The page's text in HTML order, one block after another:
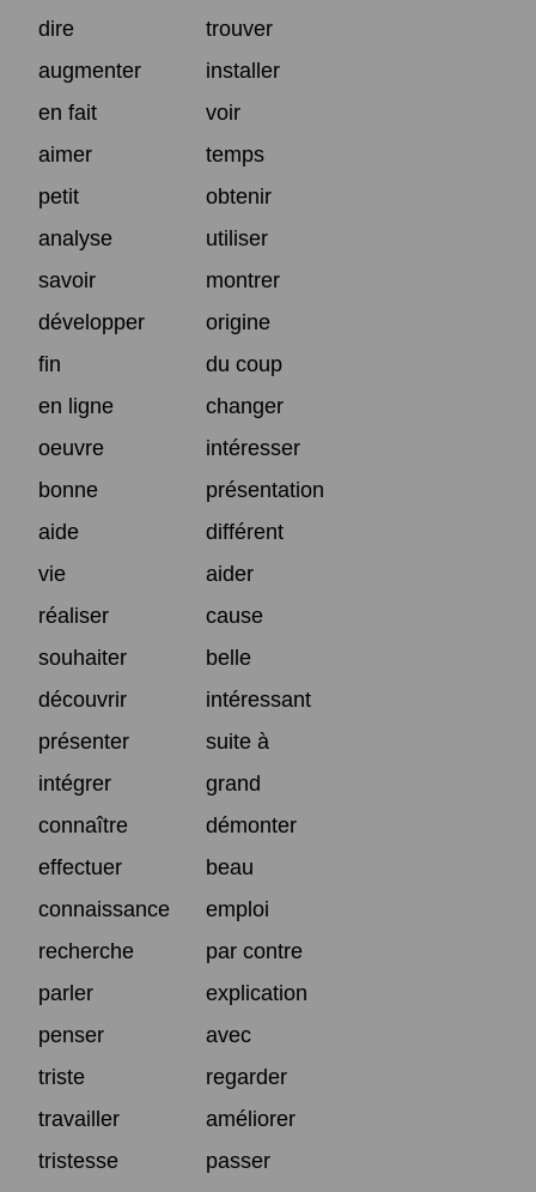
dire
trouver
augmenter
installer
en fait
voir
aimer
temps
petit
obtenir
analyse
utiliser
savoir
montrer
développer
origine
fin
du coup
en ligne
changer
oeuvre
intéresser
bonne
présentation
aide
différent
vie
aider
réaliser
cause
souhaiter
belle
découvrir
intéressant
présenter
suite à
intégrer
grand
connaître
démonter
effectuer
beau
connaissance
emploi
recherche
par contre
parler
explication
penser
avec
triste
regarder
travailler
améliorer
tristesse
passer